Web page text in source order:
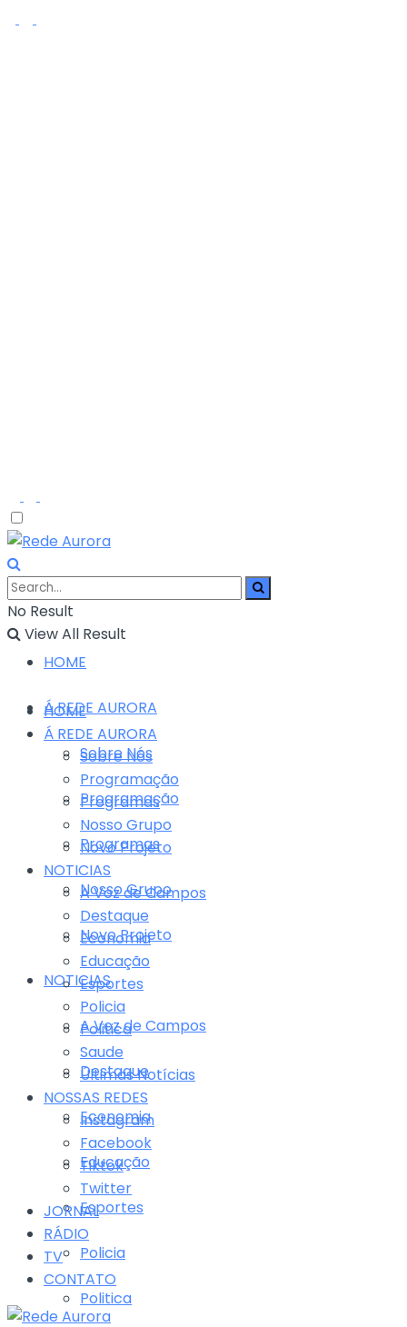
No Result
View All Result
HOME
Á REDE AURORA
Sobre Nós
Programação
Programas
Nosso Grupo
Novo Projeto
NOTICIAS
A Voz de Campos
Destaque
Economia
Educação
Esportes
Policia
Politica
HOME
Á REDE AURORA
Sobre Nós
Programação
Programas
Nosso Grupo
Novo Projeto
NOTICIAS
A Voz de Campos
Destaque
Economia
Educação
Esportes
Policia
Politica
Saude
Últimas Notícias
NOSSAS REDES
Instagram
Facebook
Tiktok
Twitter
JORNAL
RÁDIO
TV
CONTATO